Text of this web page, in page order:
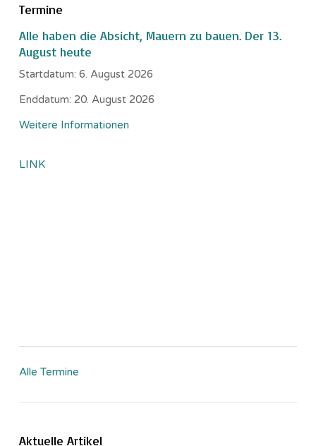
Termine
Alle haben die Absicht, Mauern zu bauen. Der 13.
August heute
Startdatum: 6. August 2026
Enddatum: 20. August 2026
Weitere Informationen
LINK
Alle Termine
Aktuelle Artikel